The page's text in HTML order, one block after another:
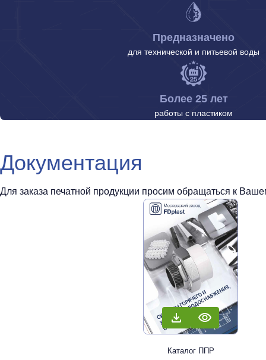
Предназначено
для технической и питьевой воды
Более 25 лет
работы с пластиком
Документация
Для заказа печатной продукции просим обращаться к
Каталог ППР